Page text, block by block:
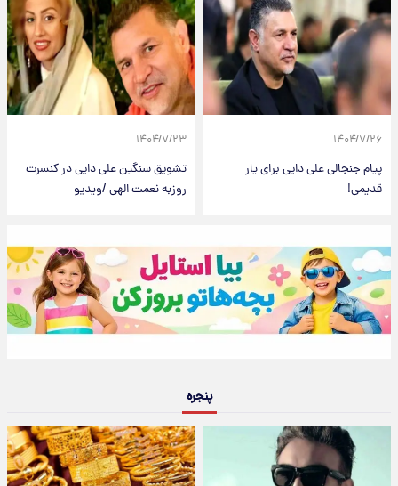
۱۴۰۴/۷/۲۶
پیام جنجالی علی دایی برای یار
قدیمی!
۱۴۰۴/۷/۲۳
تشویق سنگین علی دایی در کنسرت
روزبه نعمت الهی /ویدیو
پنجره